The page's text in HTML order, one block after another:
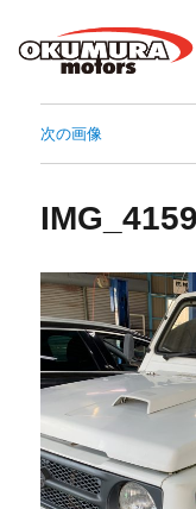
次の画像
IMG_4159